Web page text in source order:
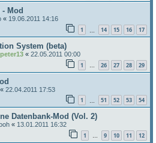
Mod
« 19.06.2011 14:16
1 14 15 16 17
System (beta)
« 22.05.2011 00:00
1 … 26 27 28 29
« 22.04.2011 17:53
1 51 52 53 54
Datenbank-Mod (Vol. 2)
« 13.01.2011 16:32
1 … 9 10 11 12